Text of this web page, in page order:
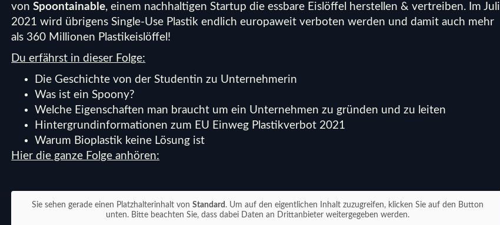
vonSpoontainable, einem nachhaltigen Startup die essbare Eislöffel herstellen & vertreiben. Im Juli
2021 wird übrigens Single-Use Plastik endlich europaweit verboten werden und damit auch mehr
als 360 Millionen Plastikeislöffel!
Du erfährst in dieser Folge:
Die Geschichte von der Studentin zu Unternehmerin
Was ist ein Spoony?
Welche Eigenschaften man braucht um ein Unternehmen zu gründen und zu leiten
Hintergrundinformationen zum EU Einweg Plastikverbot 2021
Warum Bioplastik keine Lösung ist
Hier die ganze Folge anhören:
Sie sehen gerade einen Platzhalterinhalt von Standard . Um auf den eigentlichen Inhalt zuzugreifen, klicken Sie auf den Button
unten. Bitte beachten Sie, dass dabei Daten an Drittanbieter weitergegeben werden.